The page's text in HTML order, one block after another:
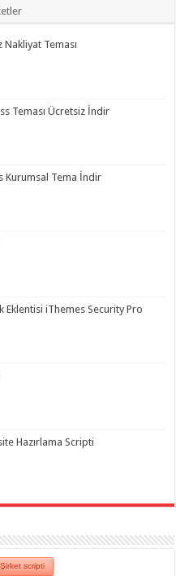
Teması
Teması Ücretsiz İndir
Kurumsal Tema İndir
Eklentisi iThemes Security Pro
Hazırlama Scripti
scripti